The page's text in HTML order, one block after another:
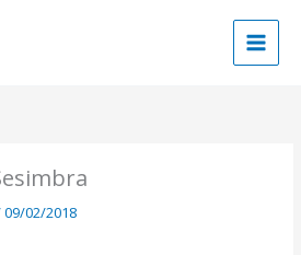
09/02/2018